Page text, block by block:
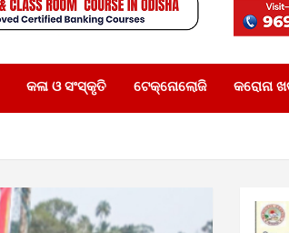
କଳା ଓ ସଂସ୍କୃତି ଟେକ୍ନୋଲୋଜି କରୋନା